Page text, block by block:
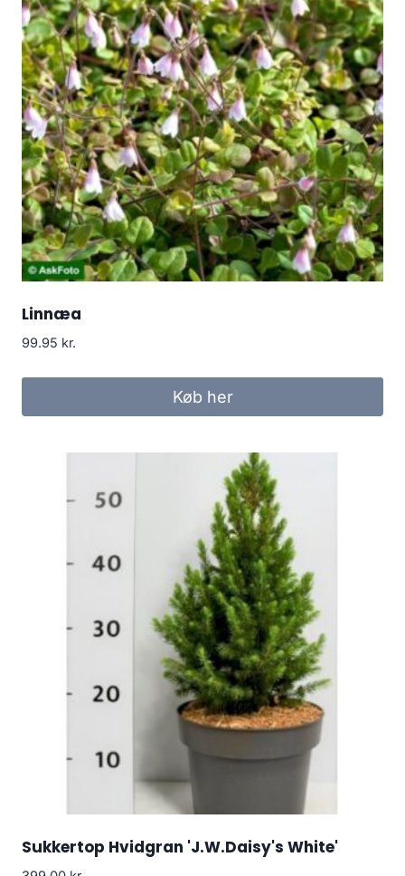
Linnæa
99.95 kr.
Køb her
Sukkertop Hvidgran 'J.W.Daisy's White'